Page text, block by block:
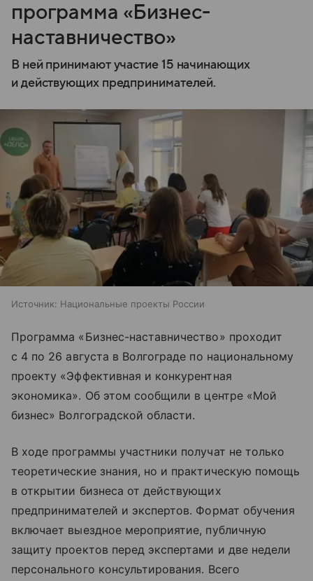
программа «Бизнес-
наставничество»
В ней принимают участие 15 начинающих
и действующих предпринимателей.
Источник: Национальные проекты России
Программа «Бизнес-наставничество» проходит
с 4 по 26 августа в Волгограде по национальному
проекту «Эффективная и конкурентная
экономика». Об этом сообщили в центре «Мой
бизнес» Волгоградской области.
В ходе программы участники получат не только
теоретические знания, но и практическую помощь
в открытии бизнеса от действующих
предпринимателей и экспертов. Формат обучения
включает выездное мероприятие, публичную
защиту проектов перед экспертами и две недели
персонального консультирования. Всего